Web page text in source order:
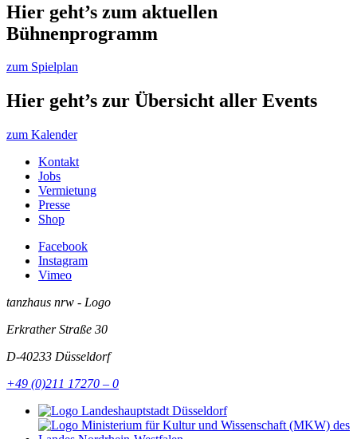
Hier geht’s zum aktuellen
Bühnenprogramm
zum Spielplan
Hier geht’s zur Übersicht aller Events
zum Kalender
Kontakt
Jobs
Vermietung
Presse
Shop
Facebook
Instagram
Vimeo
tanzhaus nrw - Logo
Erkrather Straße 30
D-40233 Düsseldorf
+49 (0)211 17270 – 0